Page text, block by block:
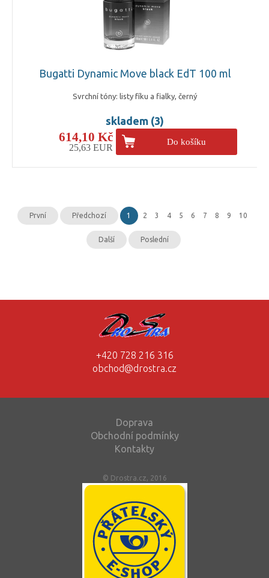
Bugatti Dynamic Move black EdT 100 ml
Svrchní tóny: listy fíku a fialky, černý
skladem (3)
614,10 Kč
25,63 EUR
Do košíku
První Předchozí 1 2 3 4 5 6 7 8 9 10
Další Poslední
+420 728 216 316
obchod@drostra.cz
Doprava
Obchodní podmínky
Kontakty
© Drostra.cz, 2016